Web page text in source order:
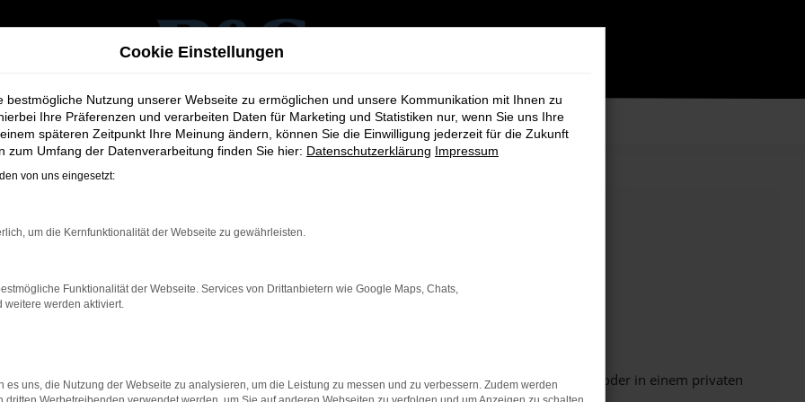
das Laden bestimmter Seiten verhindern. Funktioniert die Seite in einem anderen Browser oder in einem privaten
Cookie Einstellungen
bestmögliche Nutzung unserer Webseite zu ermöglichen und unsere Kommunikation mit Ihnen zu
Ihre Präferenzen und verarbeiten Daten für Marketing und Statistiken nur, wenn Sie uns Ihre
späteren Zeitpunkt Ihre Meinung ändern, können Sie die Einwilligung jederzeit für die Zukunft
zum Umfang der Datenverarbeitung finden Sie hier: Datenschutzerklärung Impressum
von uns eingesetzt:
um die Kernfunktionalität der Webseite zu gewährleisten.
Funktionalität der Webseite. Services von Drittanbietern wie Google Maps, Chats,
weitere werden aktiviert.
es uns, die Nutzung der Webseite zu analysieren, um die Leistung zu messen und zu verbessern. Zudem werden